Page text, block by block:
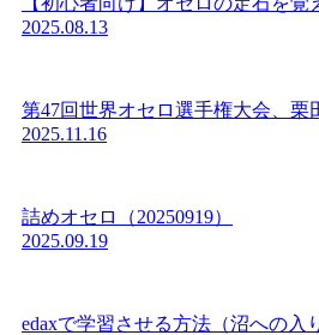
2025.08.13
第47回世界オセロ選手権大会、栗
2025.11.16
詰めオセロ（20250919）
2025.09.19
edaxで学習させる方法（沼への入